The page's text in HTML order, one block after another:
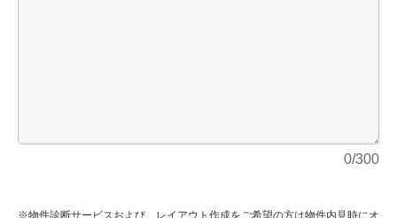
0/300
※物件診断サービスおよび、レイアウト作成をご希望の方は物件内見時にオ